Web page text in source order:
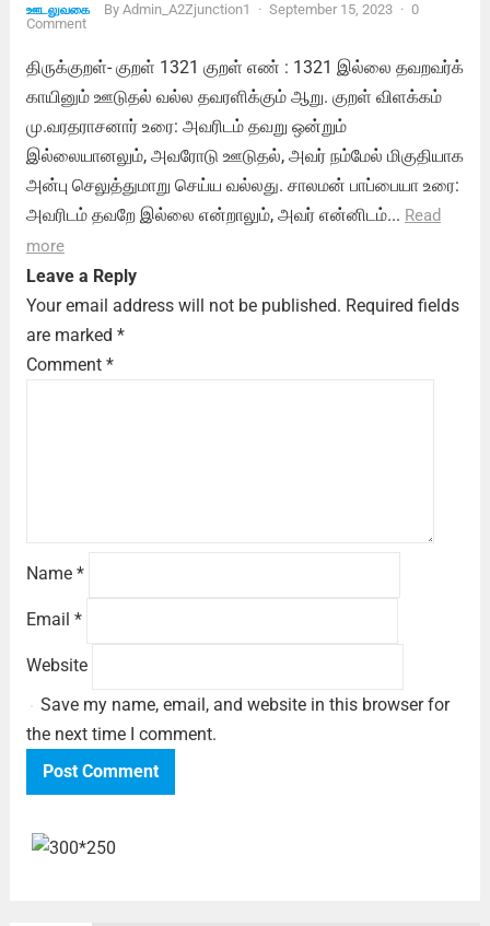
ஊடலுவகை By Admin_A2Zjunction1 · September 15, 2023 · 0
Comment
திருக்குறள்- குறள் 1321 குறள் எண் : 1321 இல்லை தவறவர்க்
காயினும் ஊடுதல் வல்ல தவரளிக்கும் ஆறு. குறள் விளக்கம்
மு.வரதராசனார் உரை: அவரிடம் தவறு ஒன்றும்
இல்லையானலும், அவரோடு ஊடுதல், அவர் நம்மேல் மிகுதியாக
அன்பு செலுத்துமாறு செய்ய வல்லது. சாலமன் பாப்பையா உரை:
அவரிடம் தவறே இல்லை என்றாலும், அவர் என்னிடம்... Read
more
Leave a Reply
Your email address will not be published. Required fields
are marked *
Comment *
Name *
Email *
Website
Save my name, email, and website in this browser for
the next time I comment.